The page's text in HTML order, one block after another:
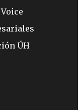
ÚH